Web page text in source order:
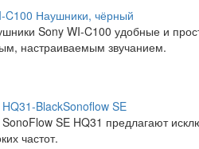
C100 Наушники, чёрный
Sony WI-C100 удобные и
настраиваемым звучанием.
BlackSonoflow SE
SE HQ31 предлагают
частот.